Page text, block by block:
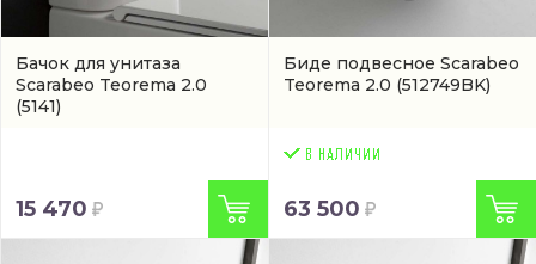
Бачок для унитаза
Scarabeo Teorema 2.0
(5141)
15 470
Биде подвесное Scarabeo
Teorema 2.0 (512749BK)
63 500